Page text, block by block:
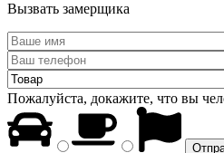
Вызвать замерщика
Пожалуйста, докажите, что вы